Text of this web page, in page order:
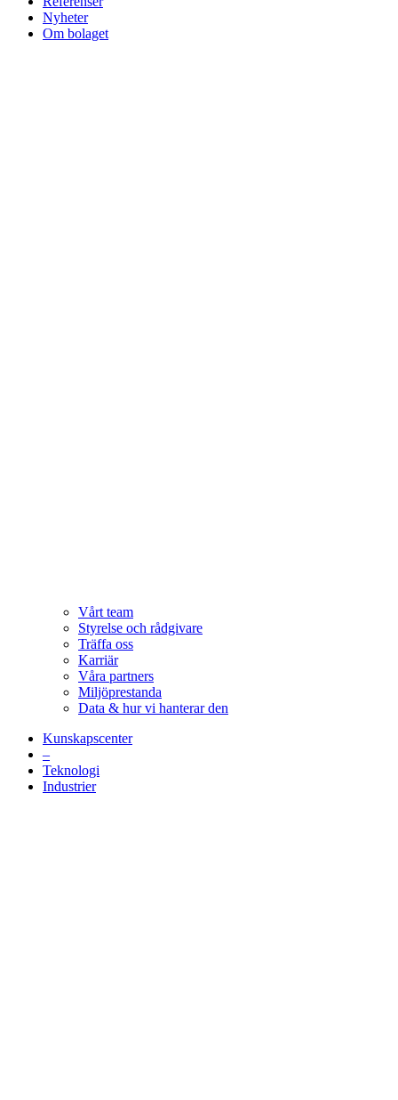
Nyheter
Om bolaget
Vårt team
Styrelse och rådgivare
Träffa oss
Karriär
Våra partners
Miljöprestanda
Data & hur vi hanterar den
Kunskapscenter
–
Teknologi
Industrier